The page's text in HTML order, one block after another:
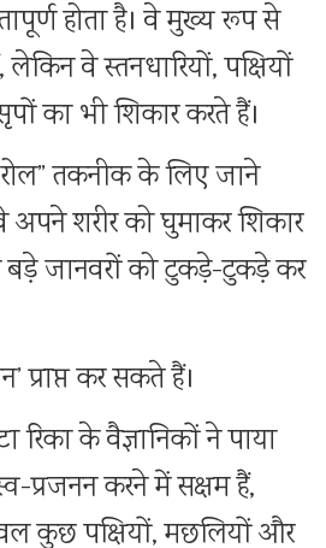
होता है। वे मुख्य रूप से
वे स्तनधारियों, पक्षियों
का भी शिकार करते हैं।
तकनीक के लिए जाने
अपने शरीर को घुमाकर शिकार
बड़े जानवरों को टुकड़े-टुकड़े कर
प्राप्त कर सकते हैं।
रिका के वैज्ञानिकों ने पाया
प्रजनन करने में सक्षम हैं,
कुछ पक्षियों, मछलियों और